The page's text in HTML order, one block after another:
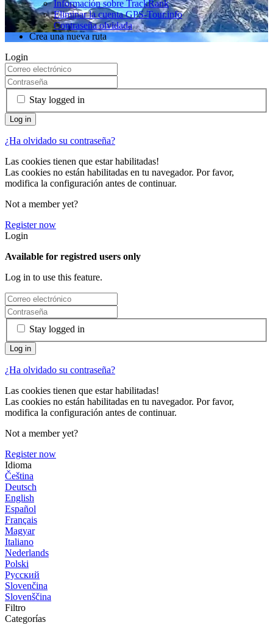
Información sobre TrackRank
Eliminar la cuenta GPS-Tour.info
Contraseña olvidada
Crea una nueva ruta
Login
Stay logged in
¿Ha olvidado su contraseña?
Las cookies tienen que estar habilitadas!
Las cookies no están habilitadas en tu navegador. Por favor,
modifica la configuración antes de continuar.
Not a member yet?
Register now
Login
Available for registred users only
Log in to use this feature.
Stay logged in
¿Ha olvidado su contraseña?
Las cookies tienen que estar habilitadas!
Las cookies no están habilitadas en tu navegador. Por favor,
modifica la configuración antes de continuar.
Not a member yet?
Register now
Idioma
Čeština
Deutsch
English
Español
Français
Magyar
Italiano
Nederlands
Polski
Русский
Slovenčina
Slovenščina
Filtro
Categorías